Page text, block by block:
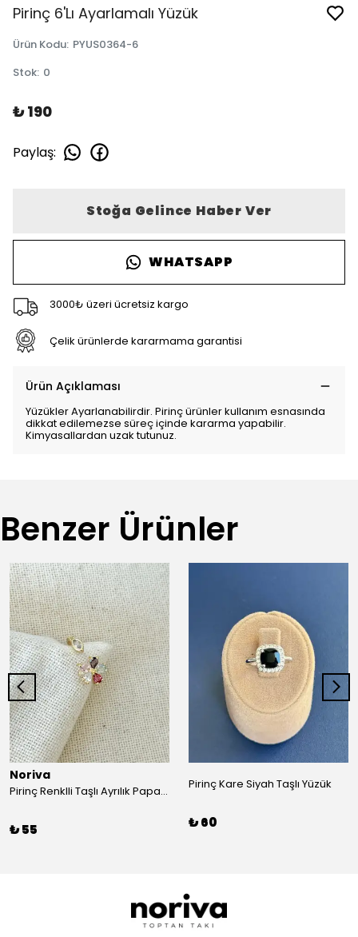
Pirinç 6'Lı Ayarlamalı Yüzük
Ürün Kodu: PYUS0364-6
Stok: 0
₺ 190
Paylaş:
Stoğa Gelince Haber Ver
WHATSAPP
3000₺ üzeri ücretsiz kargo
Çelik ürünlerde kararmama garantisi
Ürün Açıklaması
Yüzükler Ayarlanabilirdir. Pirinç ürünler kullanım esnasında
dikkat edilemezse süreç içinde kararma yapabilir.
Kimyasallardan uzak tutunuz.
Benzer Ürünler
Noriva
Pirinç Renklli Taşlı Ayrılık Papatya Ayarlamalı Yüzük
₺ 55
Pirinç Kare Siyah Taşlı Yüzük
₺ 60